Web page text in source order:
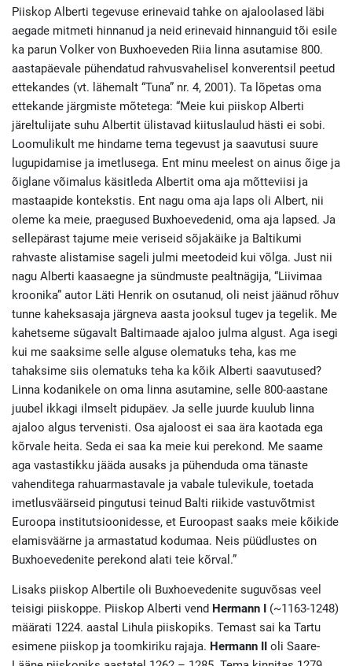
Piiskop Alberti tegevuse erinevaid tahke on ajaloolased läbi
aegade mitmeti hinnanud ja neid erinevaid hinnanguid tõi esile
ka parun Volker von Buxhoeveden Riia linna asutamise 800.
aastapäevale pühendatud rahvusvahelisel konverentsil peetud
ettekandes (vt. lähemalt “Tuna” nr. 4, 2001). Ta lõpetas oma
ettekande järgmiste mõtetega: “Meie kui piiskop Alberti
järeltulijate suhu Albertit ülistavad kiituslaulud hästi ei sobi.
Loomulikult me hindame tema tegevust ja saavutusi suure
lugupidamise ja imetlusega. Ent minu meelest on ainus õige ja
õiglane võimalus käsitleda Albertit oma aja mõtteviisi ja
mastaapide kontekstis. Ent nagu oma aja laps oli Albert, nii
oleme ka meie, praegused Buxhoevedenid, oma aja lapsed. Ja
sellepärast tajume meie veriseid sõjakäike ja Baltikumi
rahvaste alistamise sageli julmi meetodeid kui võlga. Just nii
nagu Alberti kaasaegne ja sündmuste pealtnägija, “Liivimaa
kroonika” autor Läti Henrik on osutanud, oli neist jäänud rõhuv
tunne kaheksasaja järgneva aasta jooksul tugev ja tegelik. Me
kahetseme sügavalt Baltimaade ajaloo julma algust. Aga isegi
kui me saaksime selle alguse olematuks teha, kas me
tahaksime siis olematuks teha ka kõik Alberti saavutused?
Linna kodanikele on oma linna asutamine, selle 800-aastane
juubel ikkagi ilmselt pidupäev. Ja selle juurde kuulub linna
ajaloo algus tervenisti. Osa ajaloost ei saa ära kaotada ega
kõrvale heita. Seda ei saa ka meie kui perekond. Me saame
aga vastastikku jääda ausaks ja pühenduda oma tänaste
vahenditega rahuarmastavale ja vabale tulevikule, toetada
imetlusväärseid pingutusi teinud Balti riikide vastuvõtmist
Euroopa institutsioonidesse, et Euroopast saaks meie kõikide
elamisväärne ja armastatud kodumaa. Neis püüdlustes on
Buxhoevedenite perekond alati teie kõrval.”
Lisaks piiskop Albertile oli Buxhoevedenite suguvõsas veel
teisigi piiskoppe. Piiskop Alberti vend Hermann I (~1163-1248)
määrati 1224. aastal Lihula piiskopiks. Temast sai ka Tartu
esimene piiskop ja toomkiriku rajaja. Hermann II oli Saare-